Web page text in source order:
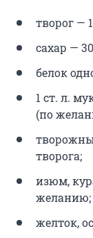
творог —
сахар —
белок
1 ст. л.
(по
творога;
изюм,
желанию;
желток,